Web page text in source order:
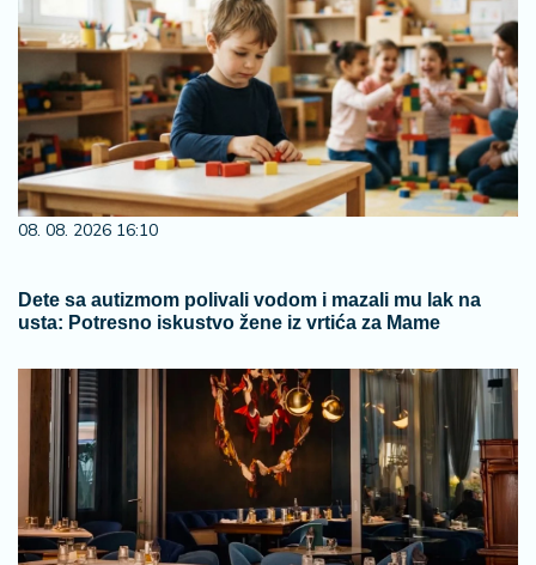
08. 08. 2026 16:10
Dete sa autizmom polivali vodom i mazali mu lak na
usta: Potresno iskustvo žene iz vrtića za Mame